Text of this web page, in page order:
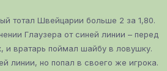
тотал Швейцарии больше 2 за 1,80.
Глаузера от синей линии – перед
и вратарь поймал шайбу в ловушку.
линии, но попал в своего же игрока.